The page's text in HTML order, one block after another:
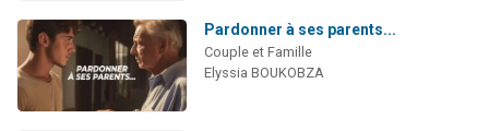
Pardonner à ses parents...
Couple et Famille
Elyssia BOUKOBZA